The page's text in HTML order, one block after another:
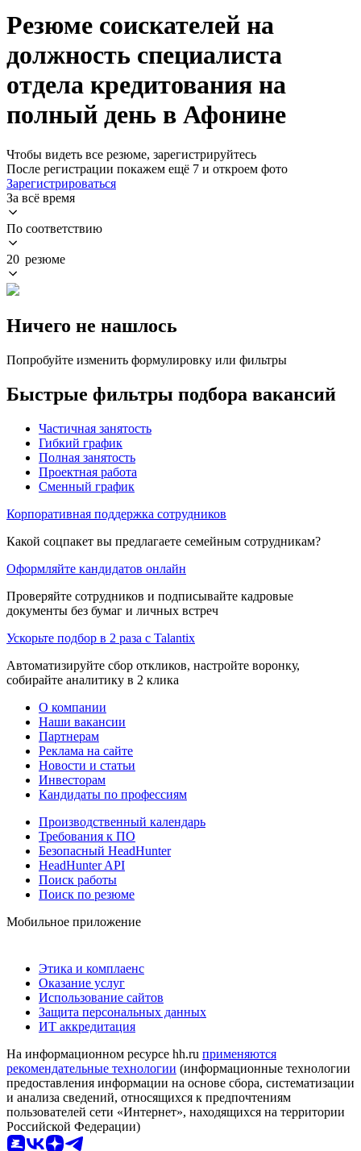
Резюме соискателей на
должность специалиста
отдела кредитования на
полный день в Афонине
Чтобы видеть все резюме, зарегистрируйтесь
После регистрации покажем ещё 7 и откроем фото
Зарегистрироваться
За всё время
По соответствию
20 резюме
Ничего не нашлось
Попробуйте изменить формулировку или фильтры
Быстрые фильтры подбора вакансий
Частичная занятость
Гибкий график
Полная занятость
Проектная работа
Сменный график
Корпоративная поддержка сотрудников
Какой соцпакет вы предлагаете семейным сотрудникам?
Оформляйте кандидатов онлайн
Проверяйте сотрудников и подписывайте кадровые
документы без бумаг и личных встреч
Ускорьте подбор в 2 раза с Talantix
Автоматизируйте сбор откликов, настройте воронку,
собирайте аналитику в 2 клика
О компании
Наши вакансии
Партнерам
Реклама на сайте
Новости и статьи
Инвесторам
Кандидаты по профессиям
Производственный календарь
Требования к ПО
Безопасный HeadHunter
HeadHunter API
Поиск работы
Поиск по резюме
Мобильное приложение
Этика и комплаенс
Оказание услуг
Использование сайтов
Защита персональных данных
ИТ аккредитация
На информационном ресурсе hh.ru применяются
рекомендательные технологии (информационные технологии
предоставления информации на основе сбора, систематизации
и анализа сведений, относящихся к предпочтениям
пользователей сети «Интернет», находящихся на территории
Российской Федерации)